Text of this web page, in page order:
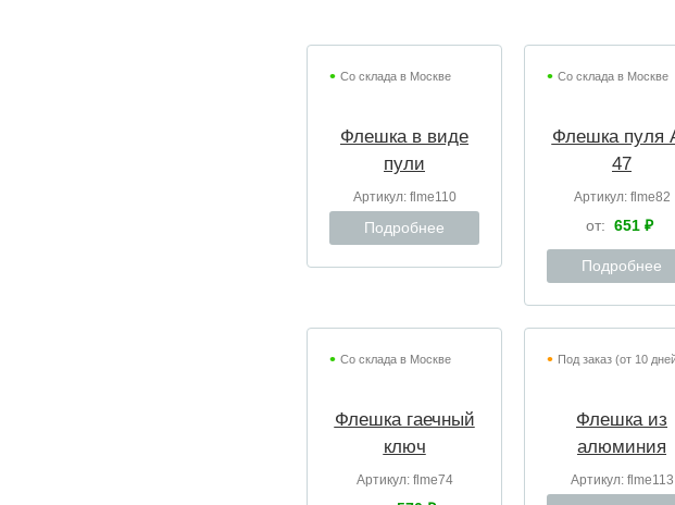
Со склада в Москве
Флешка в виде
пули
Артикул: flme110
Подробнее
Со склада в Москве
Флешка пуля
47
Артикул: flme82
от: 651 ₽
Подробнее
Со склада в Москве
Флешка гаечный
ключ
Артикул: flme74
Под заказ (от 10
Флешка из
алюминия
Артикул: flme113